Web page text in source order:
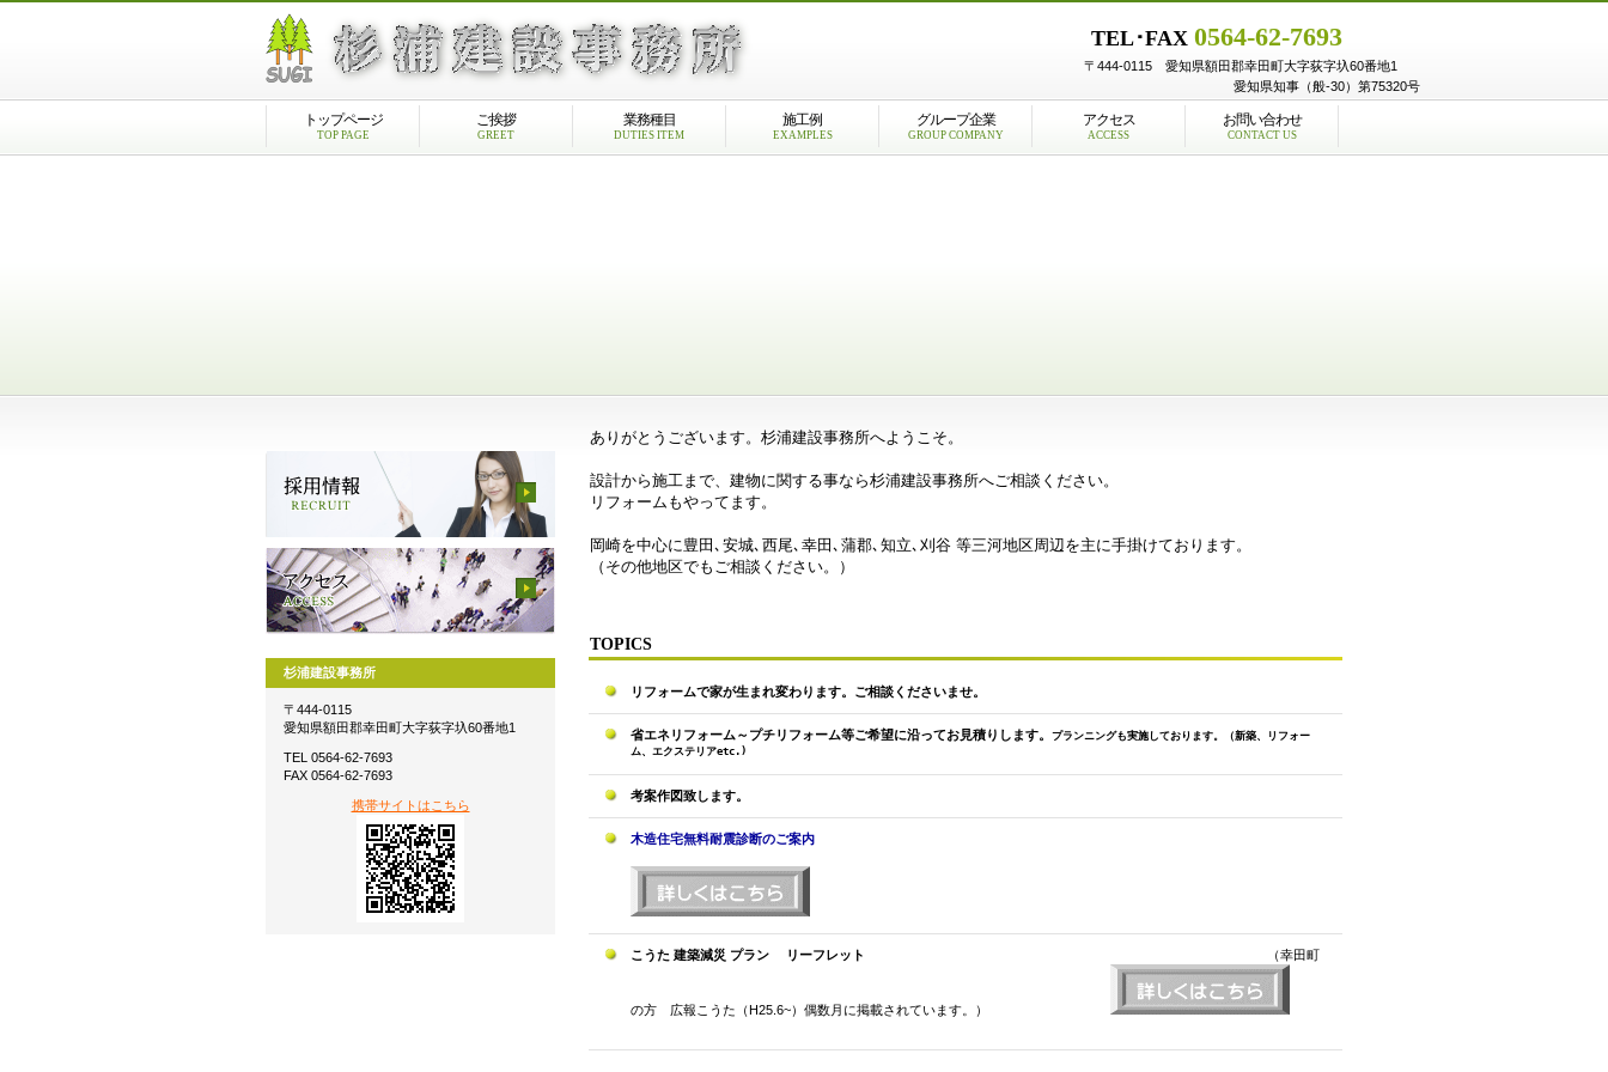
愛知県知事（般-30）第75320号
〒444-0115 愛知県額田郡幸田町大字荻字圦60番地1
TEL･FAX 0564-62-7693
ありがとうございます。杉浦建設事務所へようこそ。
設計から施工まで、建物に関する事なら杉浦建設事務所へご相談ください。
リフォームもやってます。
岡崎を中心に豊田､安城､西尾､幸田､蒲郡､知立､刈谷 等三河地区周辺を主に手掛けております。
（その他地区でもご相談ください。）
TOPICS
リフォームで家が生まれ変わります。ご相談くださいませ。
省エネリフォーム～プチリフォーム等ご希望に沿ってお見積りします。 プランニングも実施しております。 （新築、リフォー
ム、エクステリアetc.)
考案作図致します。
木造住宅無料耐震診断のご案内
こうた 建築減災 プラン リーフレット （幸田町
の方 広報こうた（H25.6~）偶数月に掲載されています。）
トップページ
TOP PAGE
ご挨拶
GREET
業務種目
DUTIES ITEM
施工例
EXAMPLES
グループ企業
GROUP COMPANY
アクセス
ACCESS
お問い合わせ
CONTACT US
杉浦建設事務所
〒444-0115
愛知県額田郡幸田町大字荻字圦60番地1
TEL 0564-62-7693
FAX 0564-62-7693
携帯サイトはこちら